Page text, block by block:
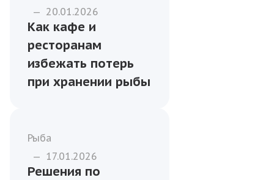
— 20.01.2026
Как кафе и
ресторанам
избежать потерь
при хранении рыбы
Рыба
— 17.01.2026
Решения по